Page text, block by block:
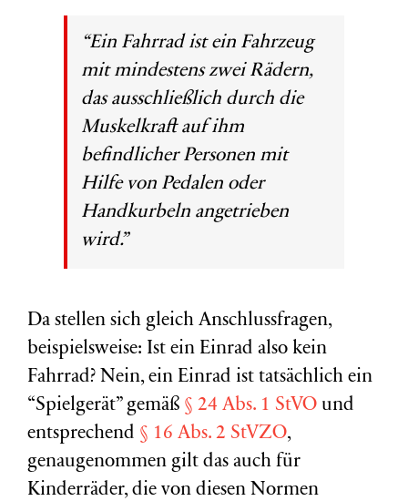
“Ein Fahrrad ist ein Fahrzeug
mit mindestens zwei Rädern,
das ausschließlich durch die
Muskelkraft auf ihm
befindlicher Personen mit
Hilfe von Pedalen oder
Handkurbeln angetrieben
wird.”
Da stellen sich gleich Anschlussfragen,
beispielsweise: Ist ein Einrad also kein
Fahrrad? Nein, ein Einrad ist tatsächlich ein
“Spielgerät” gemäß § 24 Abs. 1 StVO und
entsprechend § 16 Abs. 2 StVZO,
genaugenommen gilt das auch für
Kinderräder, die von diesen Normen